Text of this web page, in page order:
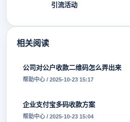
引流活动
相关阅读
公司对公户收款二维码怎么弄出来
帮助中心 / 2025-10-23 15:17
企业支付宝多码收款方案
帮助中心 / 2025-10-23 15:04